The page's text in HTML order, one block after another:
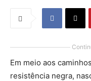
Em meio aos
resistência negra,